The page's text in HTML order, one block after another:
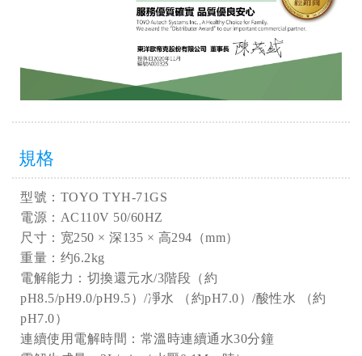
規格
型號：TOYO TYH-71GS
電源：AC110V 50/60HZ
尺寸：宽250 × 深135 × 高294（mm）
重量：约6.2kg
電解能力：切換還元水/3階段（約
pH8.5/pH9.0/pH9.5）/凈水 （約pH7.0）/酸性水 （約
pH7.0）
連續使用電解時間：常溫時連續通水30分鐘